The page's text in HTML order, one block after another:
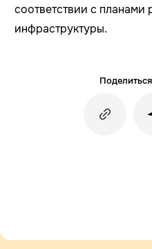
соответствии с планами
инфраструктуры.